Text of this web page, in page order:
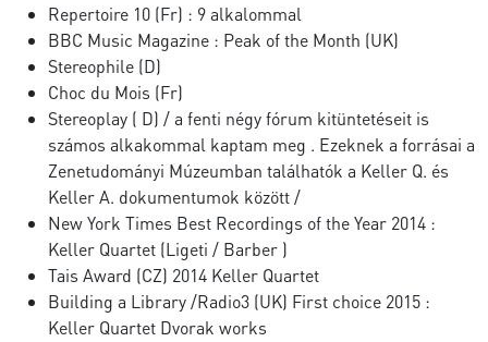
Repertoire 10 (Fr) : 9 alkalommal
BBC Music Magazine : Peak of the Month (UK)
Stereophile (D)
Choc du Mois (Fr)
Stereoplay ( D) / a fenti négy fórum kitüntetéseit is
számos alkakommal kaptam meg . Ezeknek a forrásai a
Zenetudományi Múzeumban találhatók a Keller Q. és
Keller A. dokumentumok között /
New York Times Best Recordings of the Year 2014 :
Keller Quartet (Ligeti / Barber )
Tais Award (CZ) 2014 Keller Quartet
Building a Library /Radio3 (UK) First choice 2015 :
Keller Quartet Dvorak works